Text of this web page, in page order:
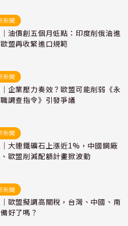
新聞
油價創五個月低點：印度削俄油進
盟再收緊進口規範
新聞
企業壓力奏效？歐盟可能削弱《永
調查指令》引發爭議
新聞
大連鐵礦石上漲近1%，中國鋼廠
歐盟削減配額計畫掀波動
新聞
歐盟擬調高關稅，台灣、中國、南
好了嗎？